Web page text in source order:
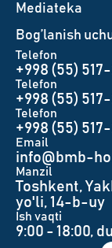
Mediateka
Bog’lanish
Telefon
+998 (55)
Telefon
+998 (55)
Telefon
+998 (55)
Email
info@bmb-
Manzil
Toshkent,
yo'li, 14-b-uy
Ish vaqti
9:00 - 18:00,